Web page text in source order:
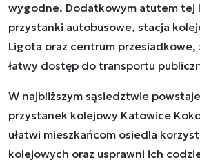
wygodne. Dodatkowym atutem tej
przystanki autobusowe, stacja
Ligota oraz centrum przesiadkowe,
łatwy dostęp do transportu
W najbliższym sąsiedztwie
przystanek kolejowy Katowice
ułatwi mieszkańcom osiedla
kolejowych oraz usprawni ich